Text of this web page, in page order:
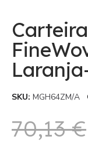
SKU MGH64ZM/A
70,13 €